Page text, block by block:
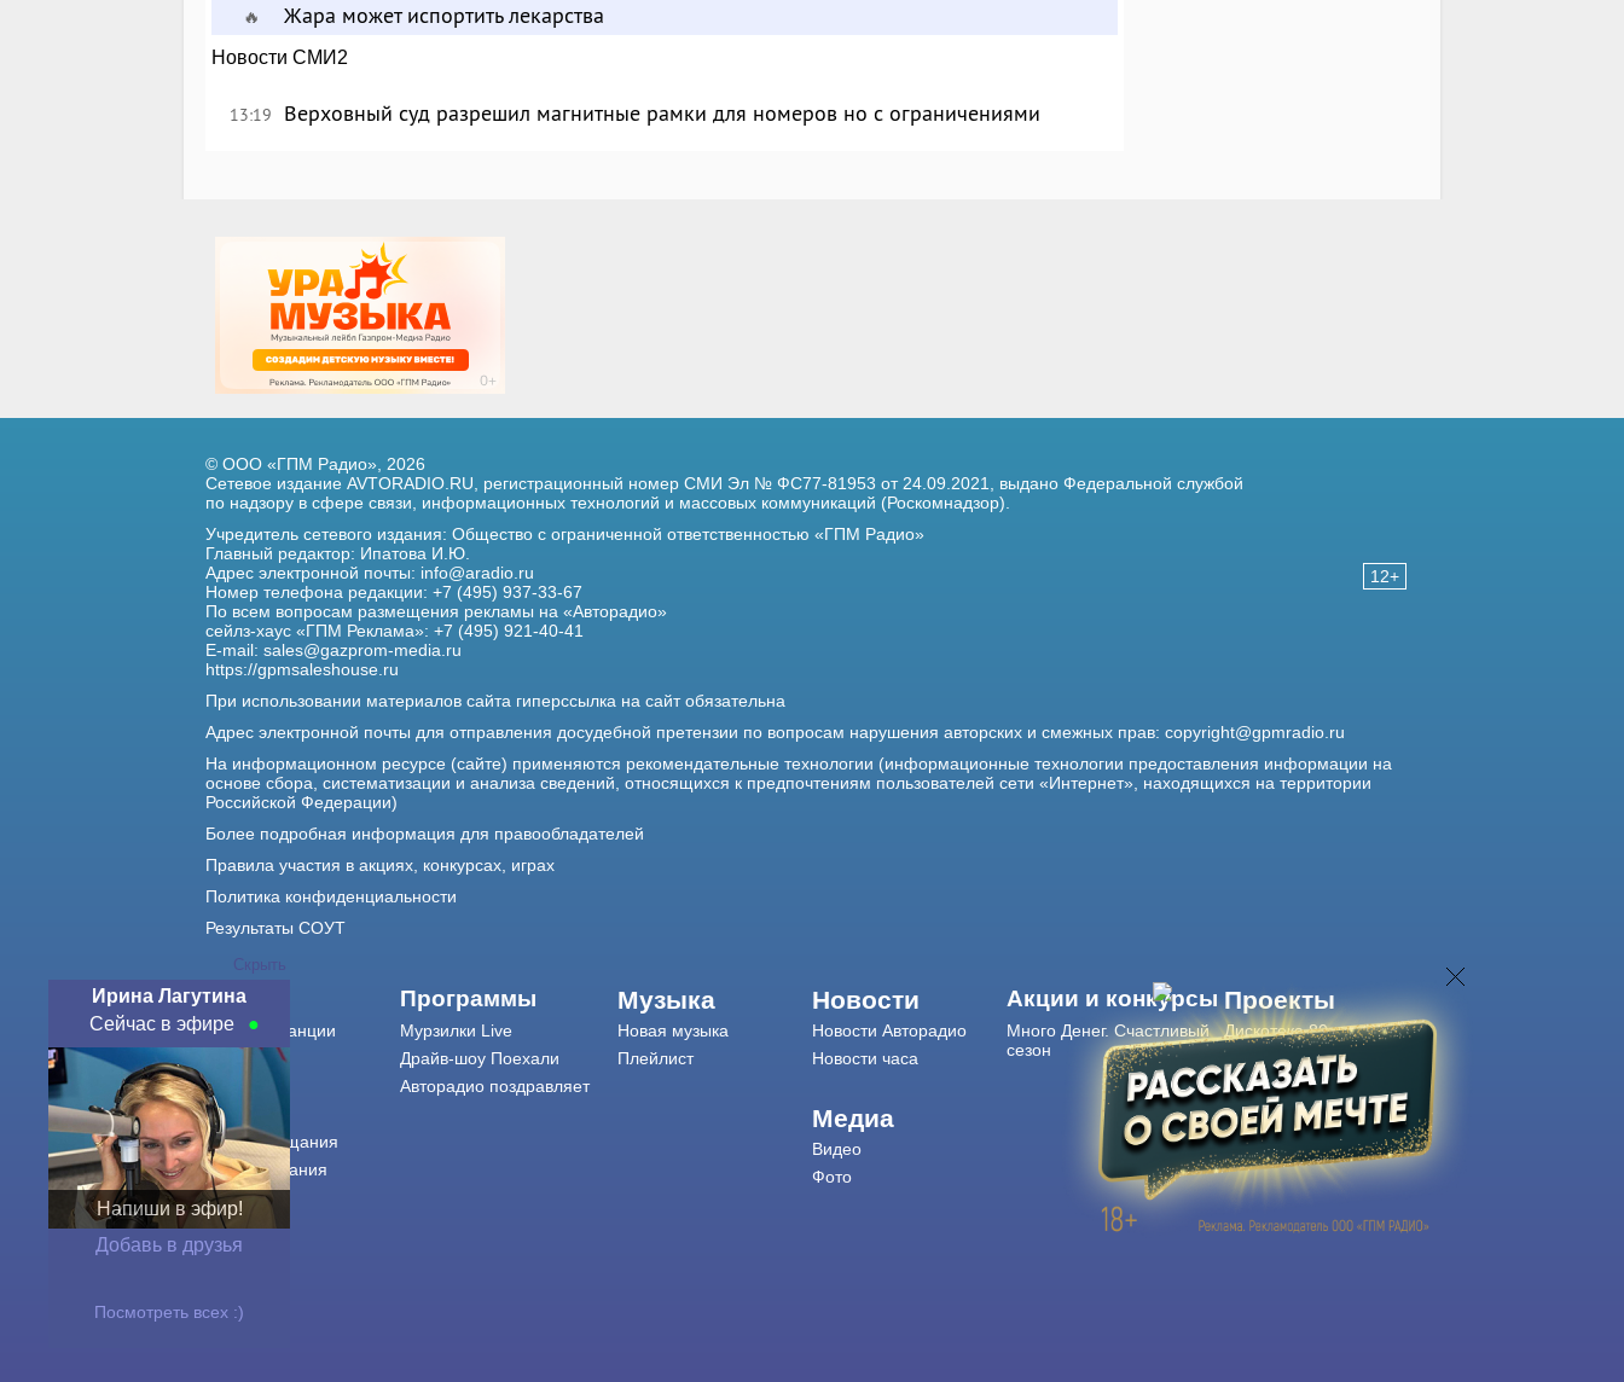
🔥 Жара может испортить лекарства
Новости СМИ2
13:19 Верховный суд разрешил магнитные рамки для номеров но с ограничениями
Скрыть
Ирина Лагутина
Сейчас в эфире
Напиши в эфир!
Добавь в друзья
Посмотреть всех :)
12+
© ООО «ГПМ Радио», 2026
Сетевое издание AVTORADIO.RU, регистрационный номер СМИ Эл № ФС77-81953 от 24.09.2021, выдано Федеральной службой
по надзору в сфере связи, информационных технологий и массовых коммуникаций (Роскомнадзор).
Учредитель сетевого издания: Общество с ограниченной ответственностью «ГПМ Радио»
Главный редактор: Ипатова И.Ю.
Адрес электронной почты: info@aradio.ru
Номер телефона редакции: +7 (495) 937-33-67
По всем вопросам размещения рекламы на «Авторадио»
сейлз-хаус «ГПМ Реклама»: +7 (495) 921-40-41
E-mail: sales@gazprom-media.ru
https://gpmsaleshouse.ru
При использовании материалов сайта гиперссылка на сайт обязательна
Адрес электронной почты для отправления досудебной претензии по вопросам нарушения авторских и смежных прав: copyright@gpmradio.ru
На информационном ресурсе (сайте) применяются рекомендательные технологии (информационные технологии предоставления информации на
основе сбора, систематизации и анализа сведений, относящихся к предпочтениям пользователей сети «Интернет», находящихся на территории
Российской Федерации)
Более подробная информация для правообладателей
Правила участия в акциях, конкурсах, играх
Политика конфиденциальности
Результаты СОУТ
О нас
О радиостанции
Команда
Контакты
Реклама
Города вещания
Сетка вещания
История
Оферта
Программы
Мурзилки Live
Драйв-шоу Поехали
Авторадио поздравляет
Музыка
Новая музыка
Плейлист
Новости
Новости Авторадио
Новости часа
Медиа
Видео
Фото
Акции и конкурсы
Много Денег. Счастливый
сезон
Проекты
Дискотека 80-х
Живые концерты
Журнал Авторадио
Авторадиов смартфоне